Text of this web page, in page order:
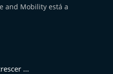
and Mobility está a
...